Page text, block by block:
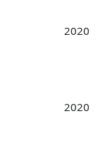
2020
2020